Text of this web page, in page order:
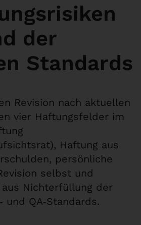
der
Standards
Revision nach aktuellen
vier Haftungsfelder im
Haftung aus
persönliche
selbst und
Nichterfüllung der
und QA‑Standards.